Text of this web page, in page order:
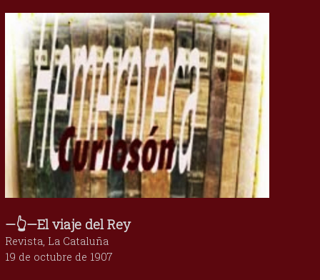
—👆—El viaje del Rey
Revista, La Cataluña
19 de octubre de 1907